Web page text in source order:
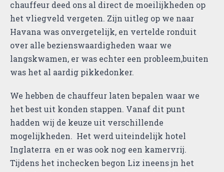
chauffeur deed ons al direct de moeilijkheden op
het vliegveld vergeten. Zijn uitleg op we naar
Havana was onvergetelijk, en vertelde ronduit
over alle bezienswaardigheden waar we
langskwamen, er was echter een probleem,buiten
was het al aardig pikkedonker.
We hebben de chauffeur laten bepalen waar we
het best uit konden stappen. Vanaf dit punt
hadden wij de keuze uit verschillende
mogelijkheden. Het werd uiteindelijk hotel
Inglaterra en er was ook nog een kamervrij.
Tijdens het inchecken begon Liz ineens jn het